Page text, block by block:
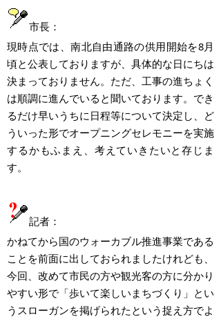
市長：
現時点では、南北自由通路の供用開始を8月
頃と公表しておりますが、具体的な日にちは
決まっておりません。ただ、工事の進ちょく
は順調に進んでいると聞いております。でき
るだけ早いうちに日程等について決定し、ど
ういった形でオープニングセレモニーを実施
するかもふまえ、考えていきたいと存じま
す。
記者：
かねてから国のウォーカブル推進事業である
ことを前面に出しておられましたけれども、
今回、改めて市民の方や観光客の方に分かり
やすい形で「歩いて楽しいまちづくり」とい
うスローガンを掲げられたという捉え方でよ